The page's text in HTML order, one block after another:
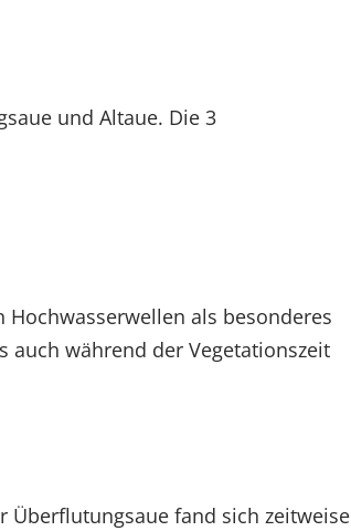
und Altaue. Die 3
als besonderes
auch während der Vegetationszeit
Überflutungsaue fand sich zeitweise